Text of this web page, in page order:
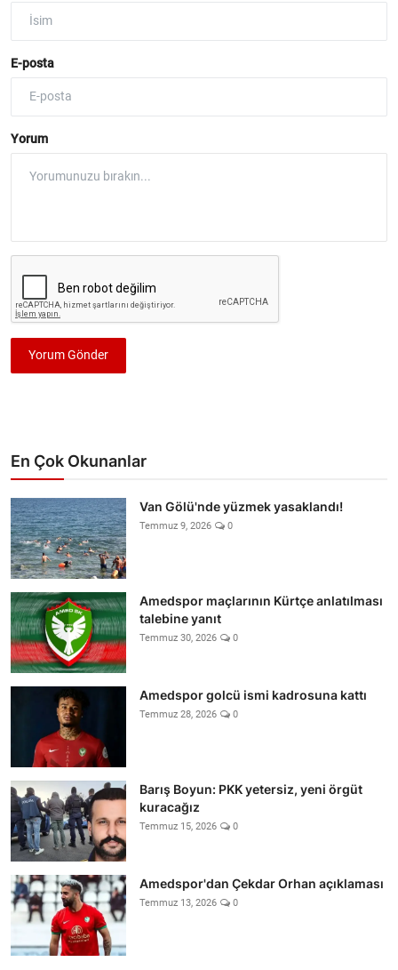
E-posta
Yorum
Yorum Gönder
En Çok Okunanlar
Van Gölü'nde yüzmek yasaklandı!
Temmuz 9, 2026 0
Amedspor maçlarının Kürtçe anlatılması
talebine yanıt
Temmuz 30, 2026 0
Amedspor golcü ismi kadrosuna kattı
Temmuz 28, 2026 0
Barış Boyun: PKK yetersiz, yeni örgüt
kuracağız
Temmuz 15, 2026 0
Amedspor'dan Çekdar Orhan açıklaması
Temmuz 13, 2026 0